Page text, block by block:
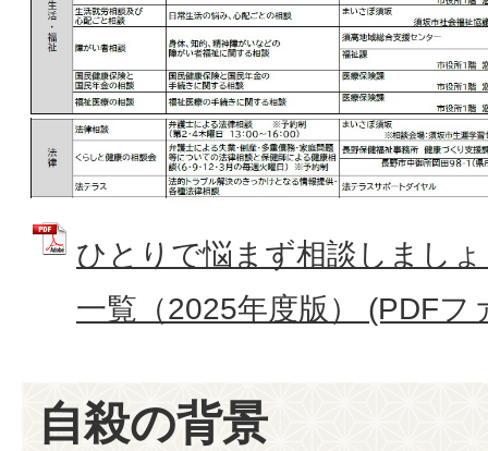
ひとりで悩まず相談しまし
一覧（2025年度版） (PDFフ
自殺の背景